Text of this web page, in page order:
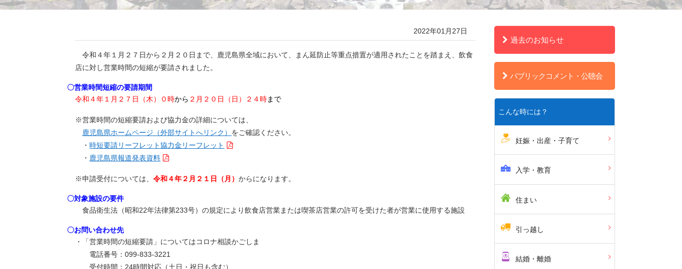
2022年01月27日
令和４年１月２７日から２月２０日まで、鹿児島県全域において、まん延防止等重点措置が適用されたことを踏まえ、飲食
店に対し営業時間の短縮が要請されました。
〇営業時間短縮の要請期間
令和４年１月２７日（木）０時から ２月２０日（日）２４時まで
※営業時間の短縮要請および協力金の詳細については、
鹿児島県ホームページ（外部サイトへリンク） をご確認ください。
・時短要請リーフレット協力金リーフレット
・ 鹿児島県報道発表資料
※申請受付については、令和４年２月２１日（月）からになります。
〇対象施設の要件
食品衛生法（昭和22年法律第233号）の規定により飲食店営業または喫茶店営業の許可を受けた者が営業に使用する施設
〇お問い合わせ先
・「営業時間の短縮要請」についてはコロナ相談かごしま
電話番号：099-833-3221
受付時間：24時間対応（土日・祝日も含む）
過去のお知らせ
パブリックコメント・公聴会
こんな時には？
妊娠・出産・子育て
入学・教育
住まい
引っ越し
結婚・離婚